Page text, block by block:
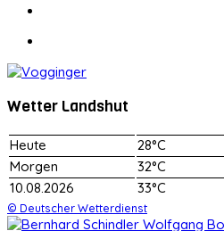
Wetter Landshut
Heute
28°C
Morgen
32°C
10.08.2026
33°C
© Deutscher Wetterdienst